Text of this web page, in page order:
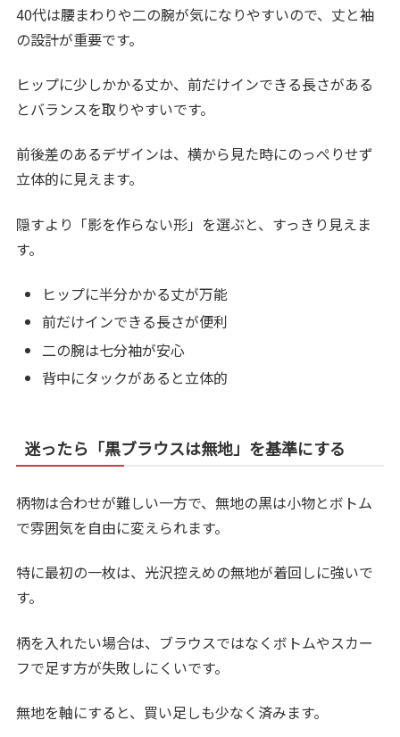
40代は腰まわりや二の腕が気になりやすいので、丈と袖
の設計が重要です。
ヒップに少しかかる丈か、前だけインできる長さがある
とバランスを取りやすいです。
前後差のあるデザインは、横から見た時にのっぺりせず
立体的に見えます。
隠すより「影を作らない形」を選ぶと、すっきり見えま
す。
ヒップに半分かかる丈が万能
前だけインできる長さが便利
二の腕は七分袖が安心
背中にタックがあると立体的
迷ったら「黒ブラウスは無地」を基準にする
柄物は合わせが難しい一方で、無地の黒は小物とボトム
で雰囲気を自由に変えられます。
特に最初の一枚は、光沢控えめの無地が着回しに強いで
す。
柄を入れたい場合は、ブラウスではなくボトムやスカー
フで足す方が失敗しにくいです。
無地を軸にすると、買い足しも少なく済みます。